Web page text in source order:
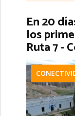
En 20
los
Ruta 7 -